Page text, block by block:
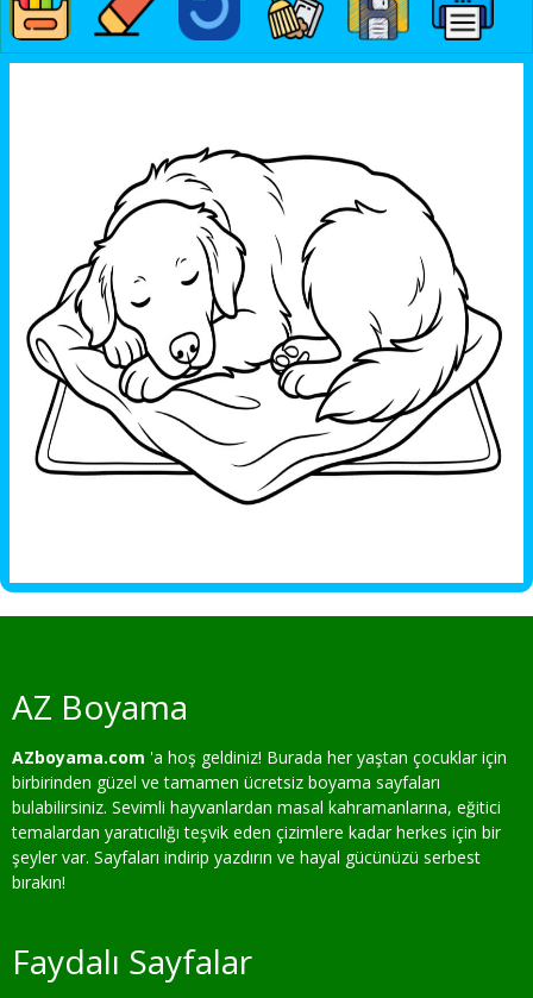
AZ Boyama
AZboyama.com 'a hoş geldiniz! Burada her yaştan çocuklar için
birbirinden güzel ve tamamen ücretsiz boyama sayfaları
bulabilirsiniz. Sevimli hayvanlardan masal kahramanlarına, eğitici
temalardan yaratıcılığı teşvik eden çizimlere kadar herkes için bir
şeyler var. Sayfaları indirip yazdırın ve hayal gücünüzü serbest
bırakın!
Faydalı Sayfalar